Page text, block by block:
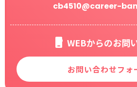
cb4510@career-
WEBからのお問
お問い合わせフォ